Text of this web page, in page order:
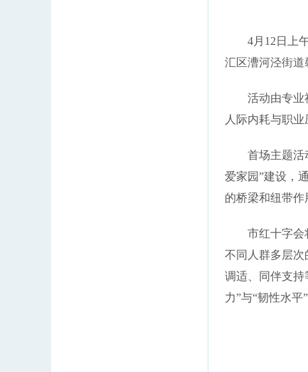
4月12日上
汇区漕河泾街道
活动由专业
人际内耗与职
首场主题活
爱家园”建设，
的桥梁和纽带作
市红十字会
不同人群多层
调适、同伴支持
力”与“韧性水